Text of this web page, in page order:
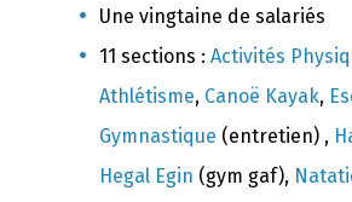
Une vingtaine de salariés
11 sections : Activités
Athlétisme, Canoë Kayak,
Gymnastique (entretien) ,
Hegal Egin (gym gaf),